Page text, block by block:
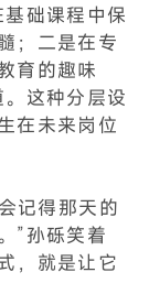
础课程中保
；二是在专
育的趣味
这种分层设
在未来岗位
记得那天的
”孙砾笑着
，就是让它